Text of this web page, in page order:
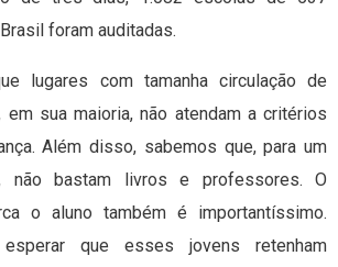
foram auditadas.
lugares com tamanha circulação de
em sua maioria, não atendam a critérios
Além disso, sabemos que, para um
não bastam livros e professores. O
o aluno também é importantíssimo.
que esses jovens retenham